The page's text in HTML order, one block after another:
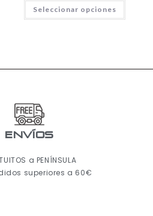
Seleccionar opciones
ENVÍOS
a PENÍNSULA
superiores a 60€